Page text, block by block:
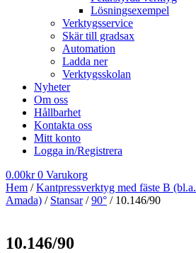
Lösningsexempel
Verktygsservice
Skär till gradsax
Automation
Ladda ner
Verktygsskolan
Nyheter
Om oss
Hållbarhet
Kontakta oss
Mitt konto
Logga in/Registrera
0.00kr 0 Varukorg
Hem /Kantpressverktyg med fäste B (bl.a.
Amada) / Stansar/90° / 10.146/90
10.146/90